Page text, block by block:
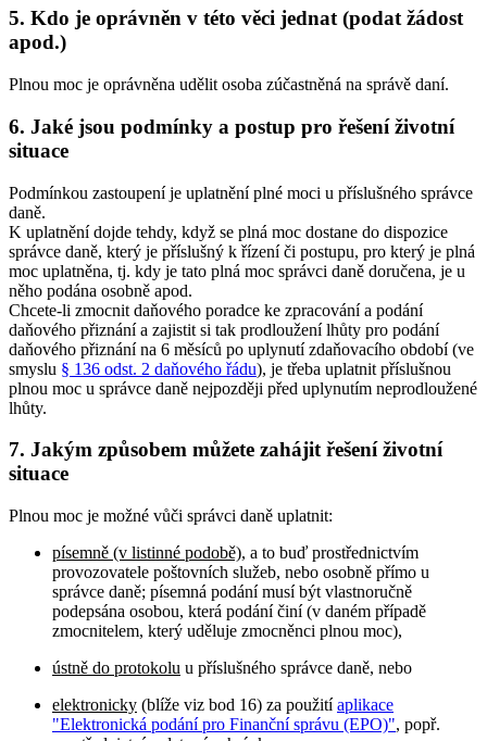
5. Kdo je oprávněn v této věci jednat (podat žádost
apod.)
Plnou moc je oprávněna udělit osoba zúčastněná na správě daní.
6. Jaké jsou podmínky a postup pro řešení životní
situace
Podmínkou zastoupení je uplatnění plné moci u příslušného správce
daně.
K uplatnění dojde tehdy, když se plná moc dostane do dispozice
správce daně, který je příslušný k řízení či postupu, pro který je plná
moc uplatněna, tj. kdy je tato plná moc správci daně doručena, je u
něho podána osobně apod.
Chcete-li zmocnit daňového poradce ke zpracování a podání
daňového přiznání a zajistit si tak prodloužení lhůty pro podání
daňového přiznání na 6 měsíců po uplynutí zdaňovacího období (ve
smyslu § 136 odst. 2 daňového řádu), je třeba uplatnit příslušnou
plnou moc u správce daně nejpozději před uplynutím neprodloužené
lhůty.
7. Jakým způsobem můžete zahájit řešení životní
situace
Plnou moc je možné vůči správci daně uplatnit:
písemně (v listinné podobě), a to buď prostřednictvím
provozovatele poštovních služeb, nebo osobně přímo u
správce daně; písemná podání musí být vlastnoručně
podepsána osobou, která podání činí (v daném případě
zmocnitelem, který uděluje zmocněnci plnou moc),
ústně do protokolu u příslušného správce daně, nebo
elektronicky (blíže viz bod 16) za použitíaplikace
"Elektronická podání pro Finanční správu (EPO)", popř.